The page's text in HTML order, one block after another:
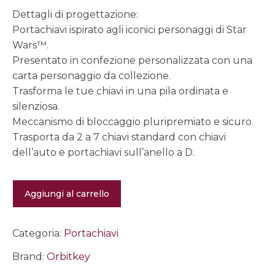
Dettagli di progettazione:
Portachiavi ispirato agli iconici personaggi di Star
Wars™.
Presentato in confezione personalizzata con una
carta personaggio da collezione.
Trasforma le tue chiavi in ​​una pila ordinata e
silenziosa.
Meccanismo di bloccaggio pluripremiato e sicuro.
Trasporta da 2 a 7 chiavi standard con chiavi
dell’auto e portachiavi sull’anello a D.
Wars™
|
Organiser
Mandalorian™
Aggiungi al carrello
Categoria: Portachiavi
Brand: Orbitkey